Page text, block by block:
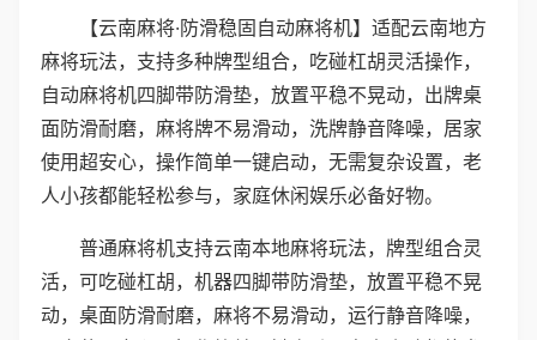
【云南麻将·防滑稳固自动麻将机】适配云南地方
麻将玩法，支持多种牌型组合，吃碰杠胡灵活操作，
自动麻将机四脚带防滑垫，放置平稳不晃动，出牌桌
面防滑耐磨，麻将牌不易滑动，洗牌静音降噪，居家
使用超安心，操作简单一键启动，无需复杂设置，老
人小孩都能轻松参与，家庭休闲娱乐必备好物。
普通麻将机支持云南本地麻将玩法，牌型组合灵
活，可吃碰杠胡，机器四脚带防滑垫，放置平稳不晃
动，桌面防滑耐磨，麻将不易滑动，运行静音降噪，